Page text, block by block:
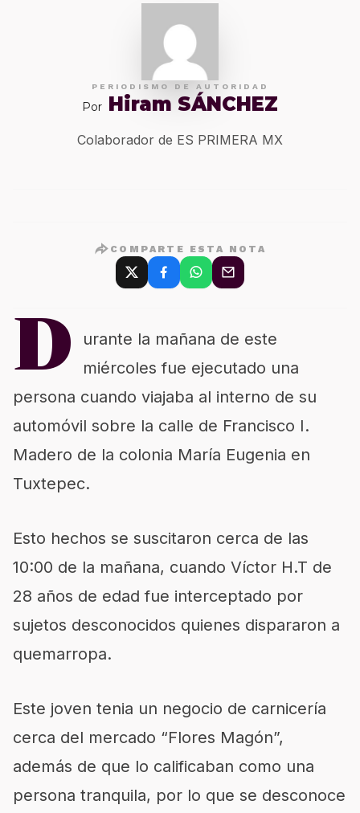
PERIODISMO DE AUTORIDAD
Por Hiram SÁNCHEZ
Colaborador de ES PRIMERA MX
COMPARTE ESTA NOTA
D
urante la mañana de este
miércoles fue ejecutado una
persona cuando viajaba al interno de su
automóvil sobre la calle de Francisco I.
Madero de la colonia María Eugenia en
Tuxtepec.
Esto hechos se suscitaron cerca de las
10:00 de la mañana, cuando Víctor H.T de
28 años de edad fue interceptado por
sujetos desconocidos quienes dispararon a
quemarropa.
Este joven tenia un negocio de carnicería
cerca del mercado “Flores Magón”,
además de que lo calificaban como una
persona tranquila, por lo que se desconoce